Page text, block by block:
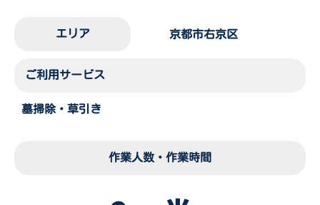
エリア 京都市右京区
ご利用サービス
墓掃除・草引き
作業人数・作業時間